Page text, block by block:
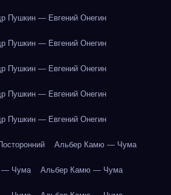
Пушкин — Евгений Онегин
Пушкин — Евгений Онегин
Пушкин — Евгений Онегин
Пушкин — Евгений Онегин
Пушкин — Евгений Онегин
Альбер Камю — Чума
— Чума Альбер Камю — Чума